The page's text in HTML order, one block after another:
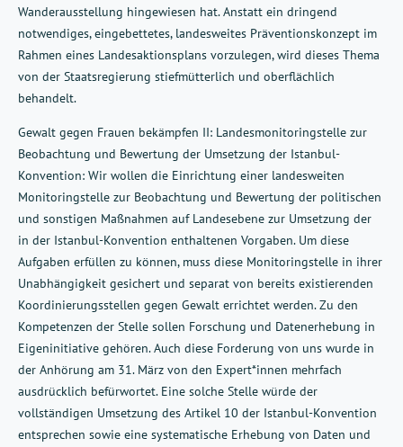
Wanderausstellung hingewiesen hat. Anstatt ein dringend
notwendiges, eingebettetes, landesweites Präventionskonzept im
Rahmen eines Landesaktionsplans vorzulegen, wird dieses Thema
von der Staatsregierung stiefmütterlich und oberflächlich
behandelt.
Gewalt gegen Frauen bekämpfen II: Landesmonitoringstelle zur
Beobachtung und Bewertung der Umsetzung der Istanbul-
Konvention: Wir wollen die Einrichtung einer landesweiten
Monitoringstelle zur Beobachtung und Bewertung der politischen
und sonstigen Maßnahmen auf Landesebene zur Umsetzung der
in der Istanbul-Konvention enthaltenen Vorgaben. Um diese
Aufgaben erfüllen zu können, muss diese Monitoringstelle in ihrer
Unabhängigkeit gesichert und separat von bereits existierenden
Koordinierungsstellen gegen Gewalt errichtet werden. Zu den
Kompetenzen der Stelle sollen Forschung und Datenerhebung in
Eigeninitiative gehören. Auch diese Forderung von uns wurde in
der Anhörung am 31. März von den Expert*innen mehrfach
ausdrücklich befürwortet. Eine solche Stelle würde der
vollständigen Umsetzung des Artikel 10 der Istanbul-Konvention
entsprechen sowie eine systematische Erhebung von Daten und